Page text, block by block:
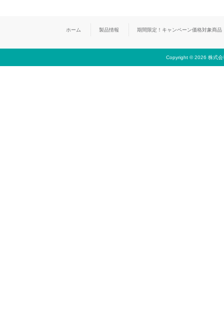
ホーム 製品情報 期間限定！キャンペーン価格対象商品
Copyright © 2026 株式会